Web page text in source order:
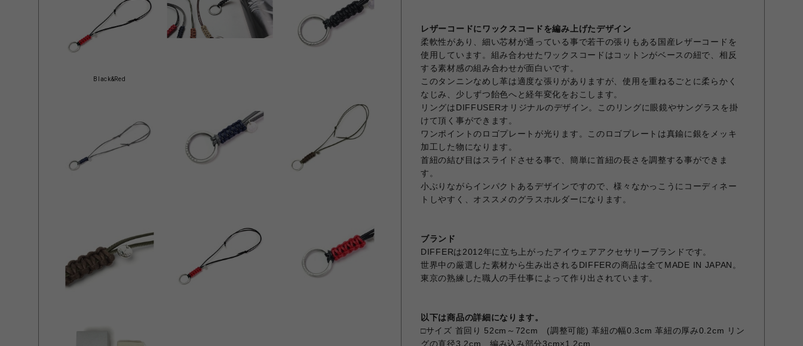
Black&Red
レザーコードにワックスコードを編み上げたデザイン
柔軟性があり、細い芯材が通っている事で若干の張りもある国産レザーコードを
使用しています。組み合わせたワックスコードはコットンがベースの紐で、相反
する素材感の組み合わせが面白いです。
このタンニンなめし革は適度な張りがありますが、使用を重ねるごとに柔らかく
なじみ、少しずつ飴色へと経年変化をおこします。
リングはDIFFUSERオリジナルのデザイン。このリングに眼鏡やサングラスを掛
けて頂く事ができます。
ワンポイントのロゴプレートが光ります。このロゴプレートは真鍮に銀をメッキ
加工した物になります。
首紐の結び目はスライドさせる事で、簡単に首紐の長さを調整する事ができま
す。
小ぶりながらインパクトあるデザインですので、様々なかっこうにコーディネー
トしやすく、オススメのグラスホルダーになります。
ブランド
DIFFERは2012年に立ち上がったアイウェアアクセサリーブランドです。
世界中の厳選した素材から生み出されるDIFFERの商品は全てMADE IN JAPAN。
東京の熟練した職人の手仕事によって作り出されています。
以下は商品の詳細になります。
□サイズ 首回り 52cm～72cm (調整可能) 革紐の幅0.3cm 革紐の厚み0.2cm リン
グの直径3.2cm 編み込み部分3cm×1.2cm